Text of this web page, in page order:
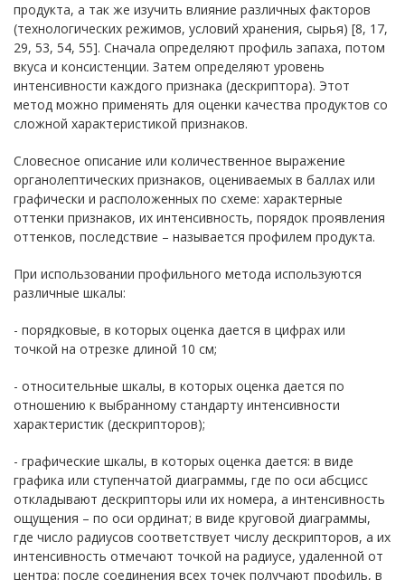
продукта, а так же изучить влияние различных факторов
(технологических режимов, условий хранения, сырья) [8, 17,
29, 53, 54, 55]. Сначала определяют профиль запаха, потом
вкуса и консистенции. Затем определяют уровень
интенсивности каждого признака (дескриптора). Этот
метод можно применять для оценки качества продуктов со
сложной характеристикой признаков.
Словесное описание или количественное выражение
органолептических признаков, оцениваемых в баллах или
графически и расположенных по схеме: характерные
оттенки признаков, их интенсивность, порядок проявления
оттенков, последствие – называется профилем продукта.
При использовании профильного метода используются
различные шкалы:
- порядковые, в которых оценка дается в цифрах или
точкой на отрезке длиной 10 см;
- относительные шкалы, в которых оценка дается по
отношению к выбранному стандарту интенсивности
характеристик (дескрипторов);
- графические шкалы, в которых оценка дается: в виде
графика или ступенчатой диаграммы, где по оси абсцисс
откладывают дескрипторы или их номера, а интенсивность
ощущения – по оси ординат; в виде круговой диаграммы,
где число радиусов соответствует числу дескрипторов, а их
интенсивность отмечают точкой на радиусе, удаленной от
центра; после соединения всех точек получают профиль, в